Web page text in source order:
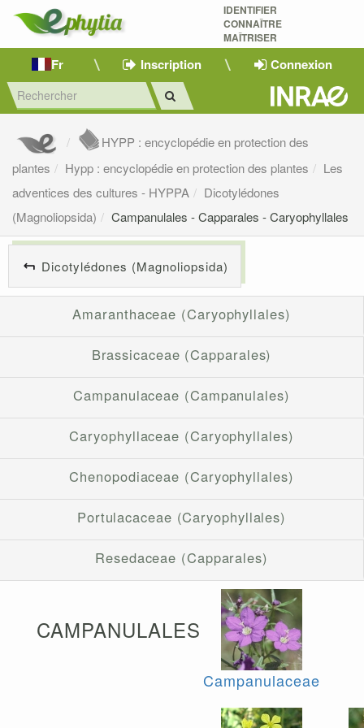
IDENTIFIER
CONNAÎTRE
MAÎTRISER
Fr Inscription Connexion
HYPP : encyclopédie en protection des
plantes
Hypp : encyclopédie en protection des plantes
Les
adventices des cultures - HYPPA
Dicotylédones
(Magnoliopsida)
Campanulales - Capparales - Caryophyllales
Dicotylédones (Magnoliopsida)
Amaranthaceae (Caryophyllales)
Brassicaceae (Capparales)
Campanulaceae (Campanulales)
Caryophyllaceae (Caryophyllales)
Chenopodiaceae (Caryophyllales)
Portulacaceae (Caryophyllales)
Resedaceae (Capparales)
CAMPANULALES
Campanulaceae